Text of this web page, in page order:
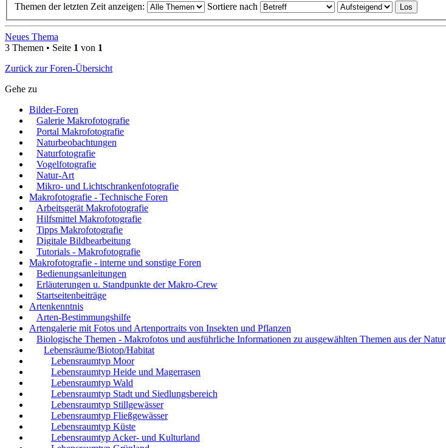
Themen der letzten Zeit anzeigen: Sortiere nach
Neues Thema
3 Themen • Seite 1 von 1
Zurück zur Foren-Übersicht
Gehe zu
Bilder-Foren
Galerie Makrofotografie
Portal Makrofotografie
Naturbeobachtungen
Naturfotografie
Vogelfotografie
Natur-Art
Mikro- und Lichtschrankenfotografie
Makrofotografie - Technische Foren
Arbeitsgerät Makrofotografie
Hilfsmittel Makrofotografie
Tipps Makrofotografie
Digitale Bildbearbeitung
Tutorials - Makrofotografie
Makrofotografie - interne und sonstige Foren
Bedienungsanleitungen
Erläuterungen u. Standpunkte der Makro-Crew
Startseitenbeiträge
Artenkenntnis
Arten-Bestimmungshilfe
Artengalerie mit Fotos und Artenportraits von Insekten und Pflanzen
Biologische Themen - Makrofotos und ausführliche Informationen zu ausgewählten Themen aus der Natur
Lebensräume/Biotop/Habitat
Lebensraumtyp Moor
Lebensraumtyp Heide und Magerrasen
Lebensraumtyp Wald
Lebensraumtyp Stadt und Siedlungsbereich
Lebensraumtyp Stillgewässer
Lebensraumtyp Fließgewässer
Lebensraumtyp Küste
Lebensraumtyp Acker- und Kulturland